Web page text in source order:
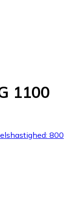
1100
800